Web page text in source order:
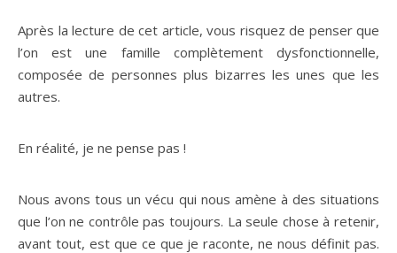
Après la lecture de cet article, vous risquez de penser que
l’on est une famille complètement dysfonctionnelle,
composée de personnes plus bizarres les unes que les
autres.
En réalité, je ne pense pas !
Nous avons tous un vécu qui nous amène à des situations
que l’on ne contrôle pas toujours. La seule chose à retenir,
avant tout, est que ce que je raconte, ne nous définit pas.